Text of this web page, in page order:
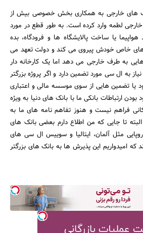
های خارجی به همکاری بخش خصوصی بیش از
لطمه وارد کرده است. به طور قطع در مورد
یا ساخت پالایشگاه ها و فرودگاه، بده
های خاص خودش پیروی می کند و دولت تعهد می
به طرف خارجی می دهد اما یک کارخانه دار
به ال سی مورد تضمین دارد و اگر پروژه بزرگتر
یا تضمین هایی از سوی موسسه مالی و اعتباری
بودن ارتباطات بانکی ما با بانک های دنیا به ویژه
فراهم نیست و هنوز تفاهم نامه های ما به
تا جایی که من اطلاع دارم بعضی بانک های
مثل آلمان، ایتالیا و سوییس ال سی های
امیدواریم این پذیرش ها به بانک های بزرگتر